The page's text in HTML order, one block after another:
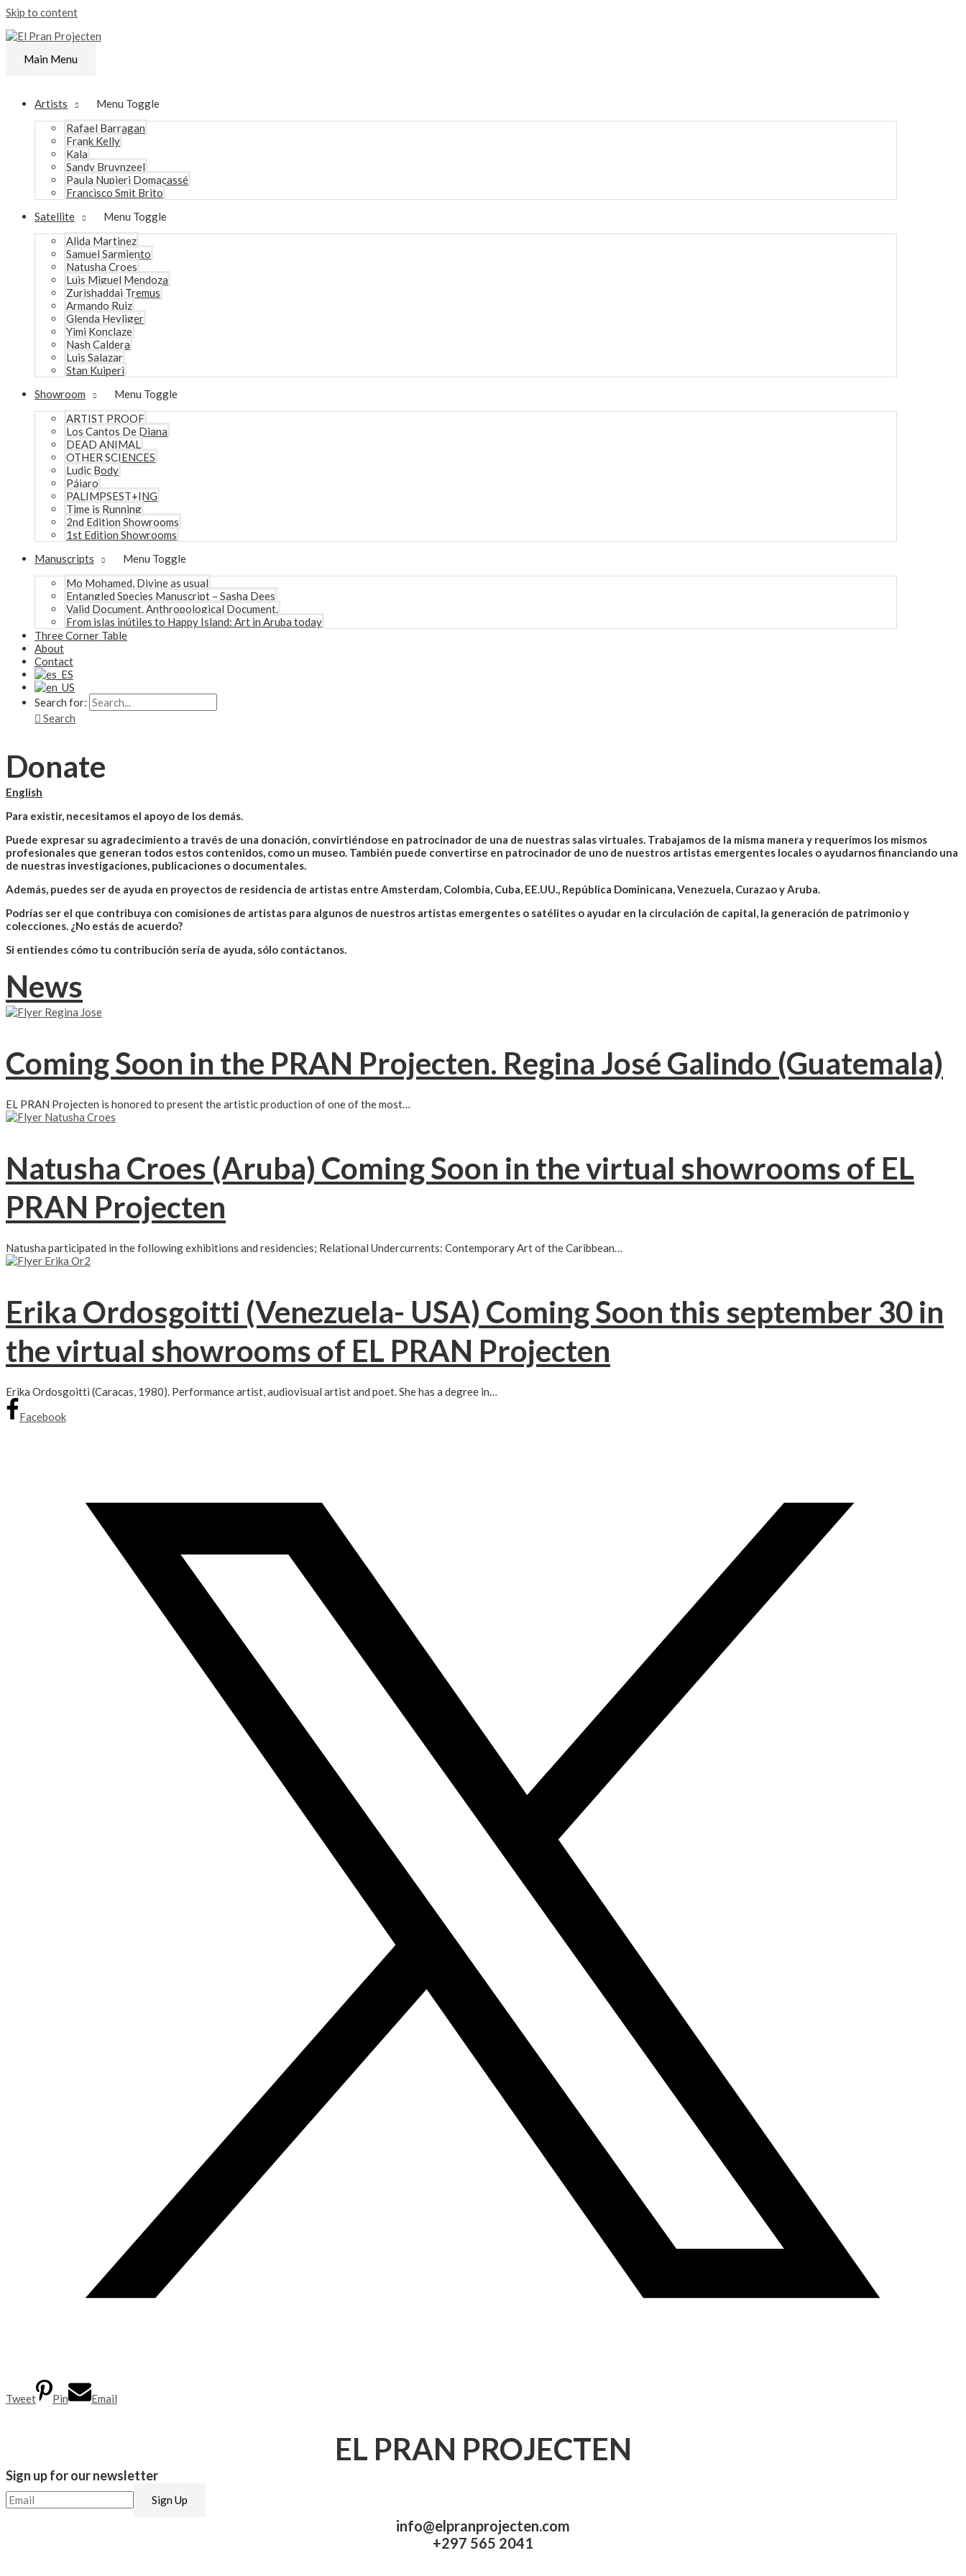
Skip to content
Main Menu
Artists
Menu Toggle
Rafael Barragan
Frank Kelly
Kala
Sandy Bruynzeel
Paula Nupieri Domacassé
Francisco Smit Brito
Satellite
Menu Toggle
Alida Martinez
Samuel Sarmiento
Natusha Croes
Luis Miguel Mendoza
Zurishaddai Tremus
Armando Ruiz
Glenda Heyliger
Yimi Konclaze
Nash Caldera
Luis Salazar
Stan Kuiperi
Showroom
Menu Toggle
ARTIST PROOF
Los Cantos De Diana
DEAD ANIMAL
OTHER SCIENCES
Ludic Body
Pájaro
PALIMPSEST+ING
Time is Running
2nd Edition Showrooms
1st Edition Showrooms
Manuscripts
Menu Toggle
Mo Mohamed, Divine as usual
Entangled Species Manuscript – Sasha Dees
Valid Document. Anthropological Document.
From islas inútiles to Happy Island: Art in Aruba today
Three Corner Table
About
Contact
Search for:
Search
Donate
English
Para existir, necesitamos el apoyo de los demás.
Puede expresar su agradecimiento a través de una donación, convirtiéndose en patrocinador de una de nuestras salas virtuales. Trabajamos de la misma manera y requerimos los mismos
profesionales que generan todos estos contenidos, como un museo. También puede convertirse en patrocinador de uno de nuestros artistas emergentes locales o ayudarnos financiando una
de nuestras investigaciones, publicaciones o documentales.
Además, puedes ser de ayuda en proyectos de residencia de artistas entre Amsterdam, Colombia, Cuba, EE.UU., República Dominicana, Venezuela, Curazao y Aruba.
Podrías ser el que contribuya con comisiones de artistas para algunos de nuestros artistas emergentes o satélites o ayudar en la circulación de capital, la generación de patrimonio y
colecciones. ¿No estás de acuerdo?
Si entiendes cómo tu contribución sería de ayuda, sólo contáctanos.
News
Coming Soon in the PRAN Projecten​. Regina José Galindo (Guatemala)
EL PRAN Projecten is honored to present the artistic production of one of the most…
Natusha Croes (Aruba) Coming Soon in the virtual showrooms of EL
PRAN Projecten​
Natusha participated in the following exhibitions and residencies; Relational Undercurrents: Contemporary Art of the Caribbean…
Erika Ordosgoitti (Venezuela- USA) Coming Soon this september 30 in
the virtual showrooms of EL PRAN Projecten​
Erika Ordosgoitti (Caracas, 1980). Performance artist, audiovisual artist and poet. She has a degree in…
Facebook
Tweet Pin Email
EL PRAN PROJECTEN
Sign up for our newsletter​
info@elpranprojecten.com
+297 565 2041​